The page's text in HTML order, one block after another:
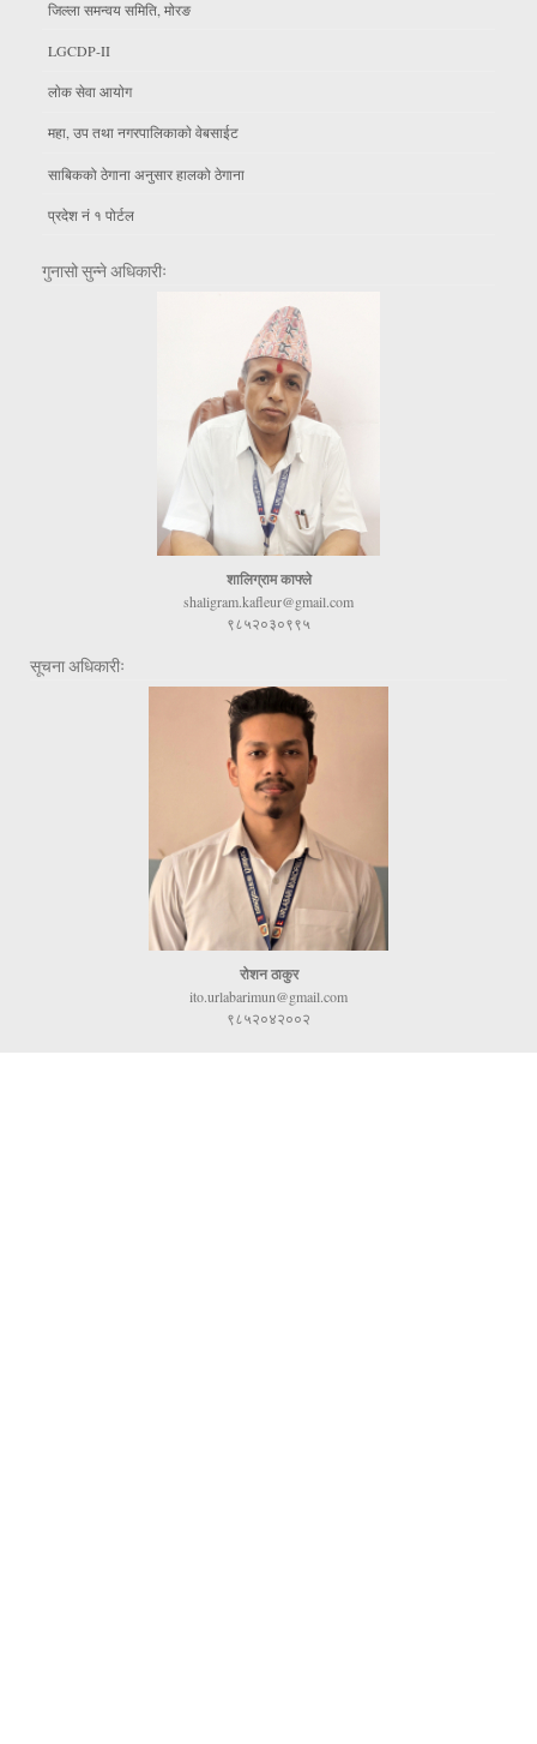
जिल्ला समन्वय समिति, माेरङ
LGCDP-II
लाेक सेवा आयाेग
महा, उप तथा नगरपालिकाकाे वेबसाईट
साबिकको ठेगाना अनुसार हालको ठेगाना
प्रदेश नं १ पोर्टल
गुनासो सुन्ने अधिकारीः
शालिग्राम काफ्ले
shaligram.kafleur@gmail.com
९८५२०३०९९५
सूचना अधिकारीः
रोशन ठाकुर
ito.urlabarimun@gmail.com
९८५२०४२००२